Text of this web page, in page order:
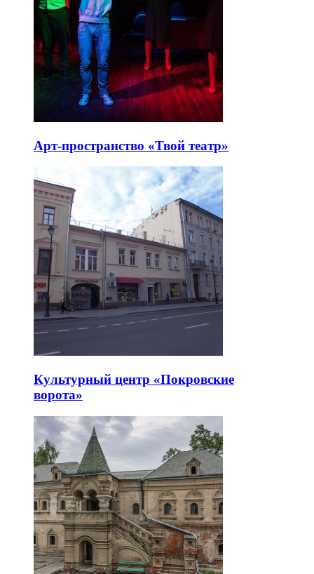
Арт-пространство «Твой театр»
Культурный центр «Покровские
ворота»